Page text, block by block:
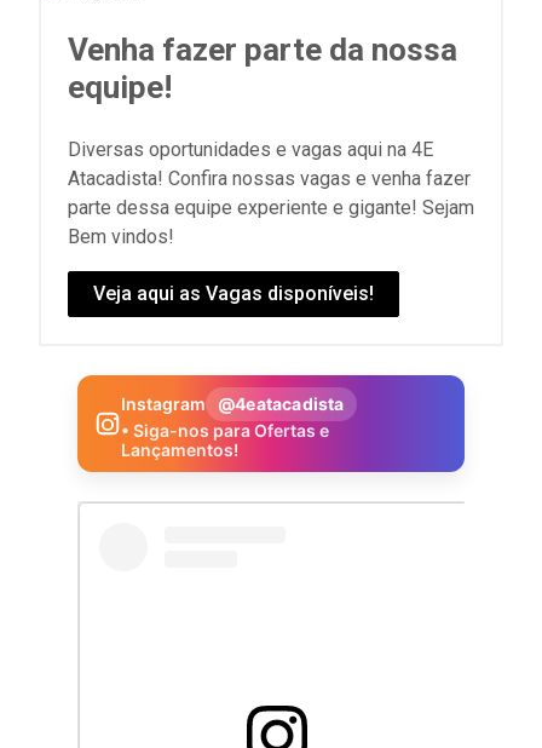
Venha fazer parte da nossa
equipe!
Diversas oportunidades e vagas aqui na 4E
Atacadista! Confira nossas vagas e venha fazer
parte dessa equipe experiente e gigante! Sejam
Bem vindos!
Veja aqui as Vagas disponíveis!
Instagram
@4eatacadista
• Siga-nos para Ofertas e
Lançamentos!